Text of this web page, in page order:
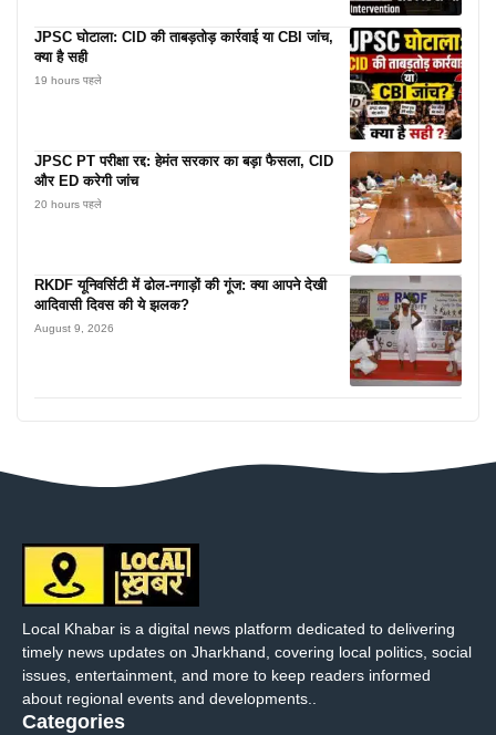
JPSC घोटाला: CID की ताबड़तोड़ कार्रवाई या CBI जांच,
क्या है सही
19 hours पहले
JPSC PT परीक्षा रद्द: हेमंत सरकार का बड़ा फैसला, CID
और ED करेगी जांच
20 hours पहले
RKDF यूनिवर्सिटी में ढोल-नगाड़ों की गूंज: क्या आपने देखी
आदिवासी दिवस की ये झलक?
August 9, 2026
Local Khabar is a digital news platform dedicated to delivering
timely news updates on Jharkhand, covering local politics, social
issues, entertainment, and more to keep readers informed
about regional events and developments..
Categories